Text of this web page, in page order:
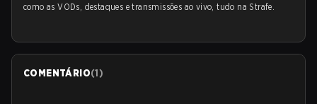
como as VODs, destaques e transmissões ao vivo, tudo na Strafe.
COMENTÁRIO(1)